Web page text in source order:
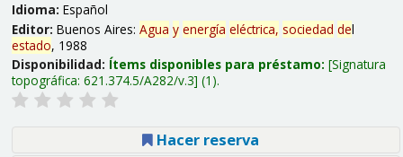
Idioma: Español
Editor: Buenos Aires: Agua y energía eléctrica, sociedad del
estado, 1988
Disponibilidad: Ítems disponibles para préstamo: Signatura
topográfica: 621.374.5/A282/v.3 (1).
Hacer reserva